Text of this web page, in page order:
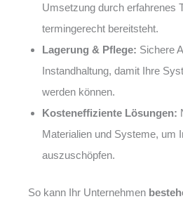
Umsetzung durch erfahrenes
termingerecht bereitsteht.
Lagerung & Pflege: Sichere
Instandhaltung, damit Ihre
werden können.
Kosteneffiziente Lösungen:
Materialien und Systeme, um
auszuschöpfen.
So kann Ihr Unternehmen